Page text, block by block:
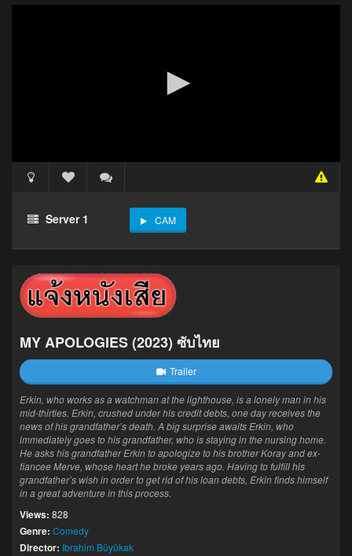
Server 1 CAM
MY APOLOGIES (2023) ซับไทย
Trailer
Erkin, who works as a watchman at the lighthouse, is a lonely man in his
mid-thirties. Erkin, crushed under his credit debts, one day receives the
news of his grandfather’s death. A big surprise awaits Erkin, who
immediately goes to his grandfather, who is staying in the nursing home.
He asks his grandfather Erkin to apologize to his brother Koray and ex-
fiancee Merve, whose heart he broke years ago. Having to fulfill his
grandfather’s wish in order to get rid of his loan debts, Erkin finds himself
in a great adventure in this process.
Views: 828
Genre: Comedy
Director: Ibrahim Büyükak